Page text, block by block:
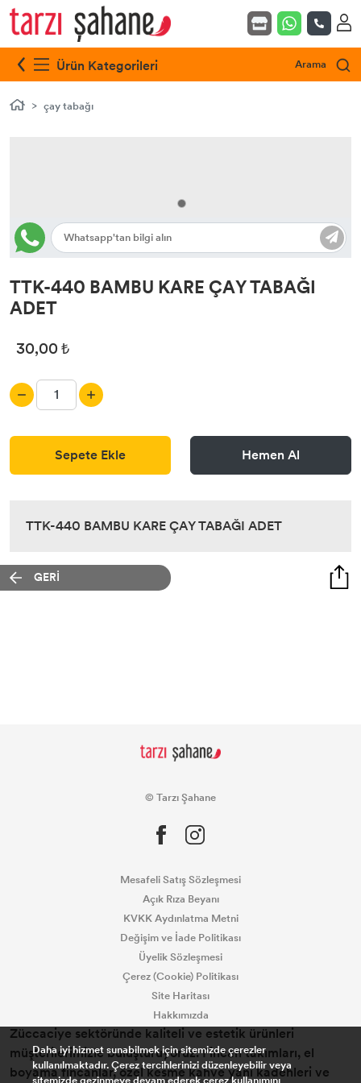
Ürün Kategorileri Arama
çay tabağı
TTK-440 BAMBU KARE ÇAY TABAĞI
ADET
30,00 ₺
Sepete Ekle Hemen Al
TTK-440 BAMBU KARE ÇAY TABAĞI ADET
GERİ
© Tarzı Şahane
Mesafeli Satış Sözleşmesi
Açık Rıza Beyanı
KVKK Aydınlatma Metni
Değişim ve İade Politikası
Üyelik Sözleşmesi
Çerez (Cookie) Politikası
Site Haritası
Hakkımızda
Züccaciye sektöründe kaliteli ve estetik ürünleri
müşterilerimizle buluşturuyoruz. Fincan takımları, el
boyama fincanlar, özel kesme kahve yanı kadehleri ve
Daha iyi hizmet sunabilmek için sitemizde çerezler
kullanılmaktadır. Çerez tercihlerinizi düzenleyebilir veya